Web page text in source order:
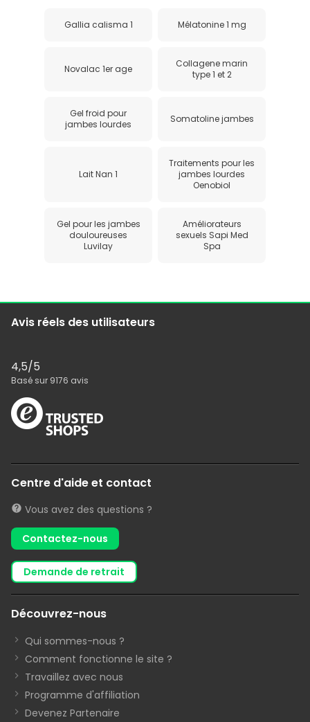
Gallia calisma 1 Mélatonine 1 mg
Novalac 1er age
Collagene marin
type 1 et 2
Gel froid pour
jambes lourdes
Somatoline jambes
Lait Nan 1
Traitements pour les
jambes lourdes
Oenobiol
Gel pour les jambes
douloureuses
Luvilay
Améliorateurs
sexuels Sapi Med
Spa
Avis réels des utilisateurs
4,5/5
Basé sur 9176 avis
Centre d'aide et contact
Vous avez des questions ?
Contactez-nous
demande de retrait
Découvrez-nous
Qui sommes-nous ?
Comment fonctionne le site ?
Travaillez avec nous
Programme d'affiliation
Devenez Partenaire